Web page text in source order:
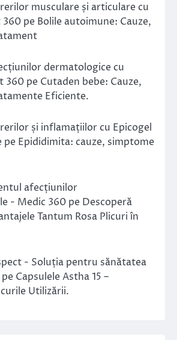
musculare și articulare cu
360 pe Bolile autoimune: Cauze,
dermatologice cu
360 pe Cutaden bebe: Cauze,
Eficiente.
și inflamațiilor cu Epicogel
pe Epididimita: cauze, simptome
afecțiunilor
- Medic 360 pe Descoperă
Tantum Rosa Plicuri în
- Soluția pentru sănătatea
pe Capsulele Astha 15 –
Utilizării.